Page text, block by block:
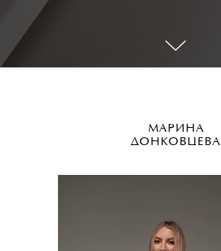
МАРИНА
ДОНКОВЦЕВА